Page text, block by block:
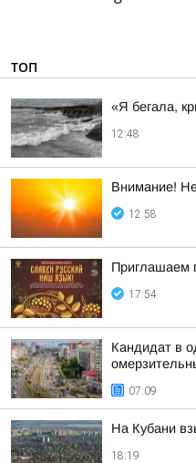
ТОП
«Я бегала,
12:48
Внимание!
12:58
Приглашаем
17:54
Кандидат в
07:09
На Кубани
18:19